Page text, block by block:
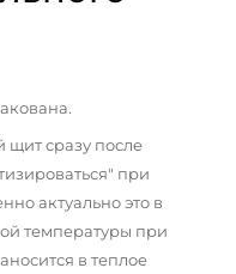
сразу после
при
актуально это в
температуры при
в теплое